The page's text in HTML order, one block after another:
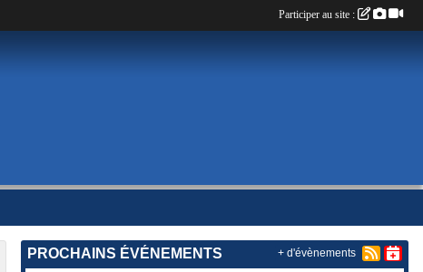
PROCHAINS ÉVÉNEMENTS + d'évènements
Participer au site :